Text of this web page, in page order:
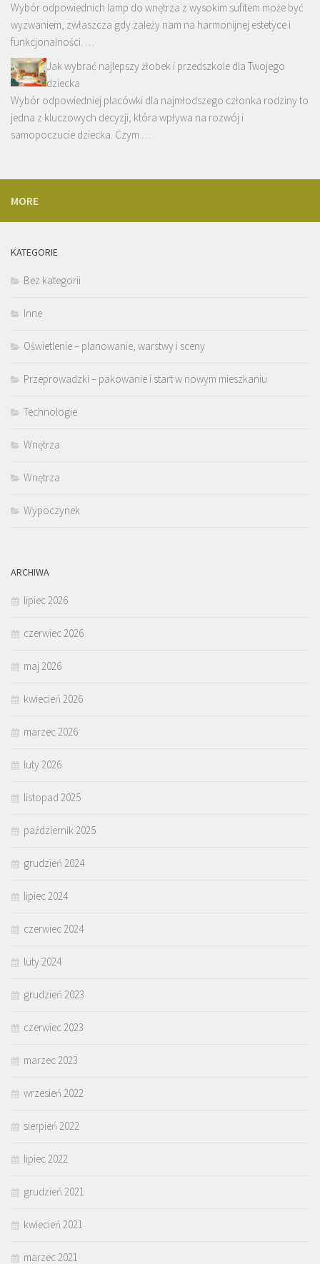
Wybór odpowiednich lamp do wnętrza z wysokim sufitem może być
wyzwaniem, zwłaszcza gdy zależy nam na harmonijnej estetyce i
funkcjonalności. …
Jak wybrać najlepszy żłobek i przedszkole dla Twojego
dziecka
Wybór odpowiedniej placówki dla najmłodszego członka rodziny to
jedna z kluczowych decyzji, która wpływa na rozwój i
samopoczucie dziecka. Czym …
MORE
KATEGORIE
Bez kategorii
Inne
Oświetlenie – planowanie, warstwy i sceny
Przeprowadzki – pakowanie i start w nowym mieszkaniu
Technologie
Wnętrza
Wnętrza
Wypoczynek
ARCHIWA
lipiec 2026
czerwiec 2026
maj 2026
kwiecień 2026
marzec 2026
luty 2026
listopad 2025
październik 2025
grudzień 2024
lipiec 2024
czerwiec 2024
luty 2024
grudzień 2023
czerwiec 2023
marzec 2023
wrzesień 2022
sierpień 2022
lipiec 2022
grudzień 2021
kwiecień 2021
marzec 2021